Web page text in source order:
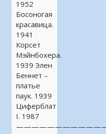
1952
Босоногая
красавица.
1941
Корсет
Мэйнбохера.
1939 Элен
Беннет –
платье
паук. 1939
Циферблат
I. 1987